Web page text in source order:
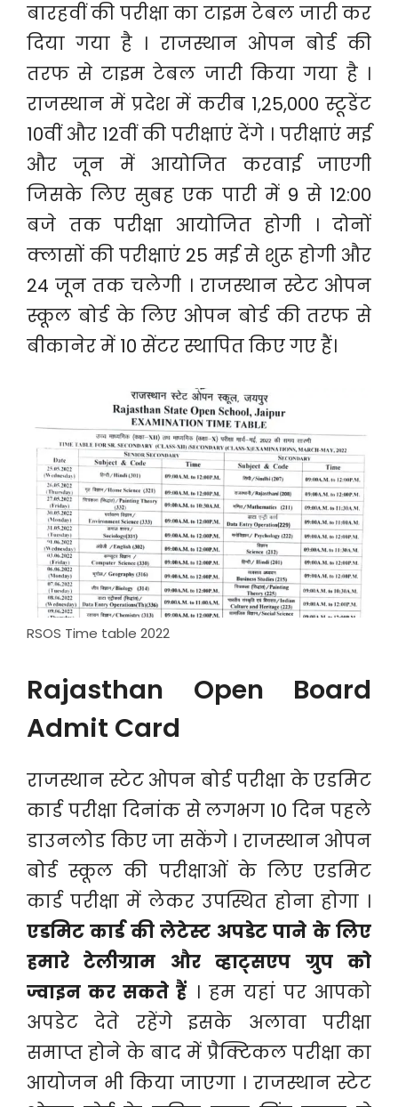
बारहवीं की परीक्षा का टाइम टेबल जारी कर
दिया गया है । राजस्थान ओपन बोर्ड की
तरफ से टाइम टेबल जारी किया गया है ।
राजस्थान में प्रदेश में करीब 1,25,000 स्टूडेंट
10वीं और 12वीं की परीक्षाएं देंगे । परीक्षाएं मई
और जून में आयोजित करवाई जाएगी
जिसके लिए सुबह एक पारी में 9 से 12:00
बजे तक परीक्षा आयोजित होगी । दोनों
क्लासों की परीक्षाएं 25 मई से शुरू होगी और
24 जून तक चलेगी । राजस्थान स्टेट ओपन
स्कूल बोर्ड के लिए ओपन बोर्ड की तरफ से
बीकानेर में 10 सेंटर स्थापित किए गए हैं।
RSOS Time table 2022
Rajasthan Open Board
Admit Card
राजस्थान स्टेट ओपन बोर्ड परीक्षा के एडमिट
कार्ड परीक्षा दिनांक से लगभग 10 दिन पहले
डाउनलोड किए जा सकेंगे । राजस्थान ओपन
बोर्ड स्कूल की परीक्षाओं के लिए एडमिट
कार्ड परीक्षा में लेकर उपस्थित होना होगा ।
एडमिट कार्ड की लेटेस्ट अपडेट पाने के लिए
हमारे टेलीग्राम और व्हाट्सएप ग्रुप को
ज्वाइन कर सकते हैं । हम यहां पर आपको
अपडेट देते रहेंगे इसके अलावा परीक्षा
समाप्त होने के बाद में प्रैक्टिकल परीक्षा का
आयोजन भी किया जाएगा । राजस्थान स्टेट